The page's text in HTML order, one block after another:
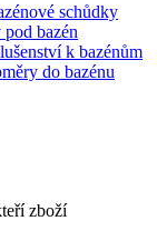
schůdky
bazén
k bazénům
do bazénu
zboží